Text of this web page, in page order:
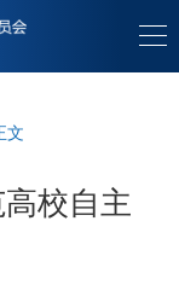
文
校自主